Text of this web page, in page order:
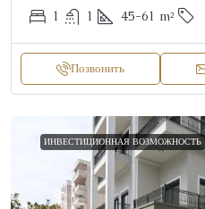
1 1 45-61 m²
Позвонить
ИНВЕСТИЦИОННАЯ ВОЗМОЖНОСТЬ